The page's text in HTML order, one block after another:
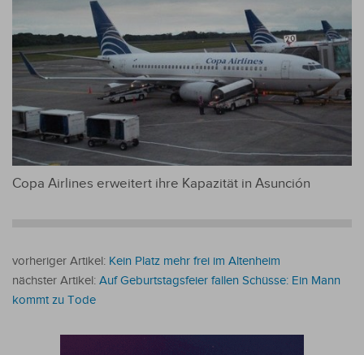
Copa Airlines erweitert ihre Kapazität in Asunción
vorheriger Artikel: Kein Platz mehr frei im Altenheim
nächster Artikel: Auf Geburtstagsfeier fallen Schüsse: Ein Mann
kommt zu Tode